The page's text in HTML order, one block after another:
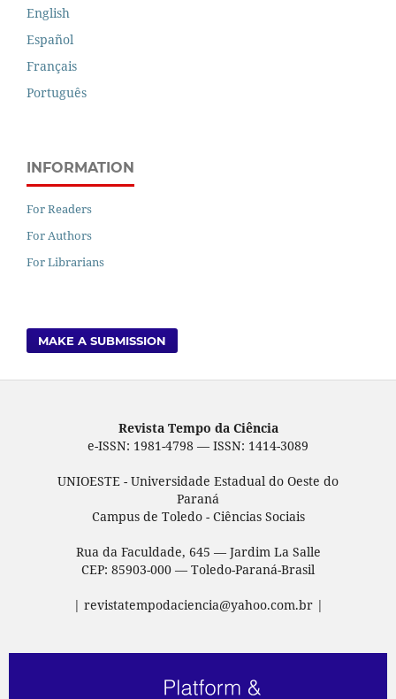
English
Español
Français
Português
INFORMATION
For Readers
For Authors
For Librarians
MAKE A SUBMISSION
Revista Tempo da Ciência
e-ISSN: 1981-4798 — ISSN: 1414-3089
UNIOESTE - Universidade Estadual do Oeste do
Paraná
Campus de Toledo - Ciências Sociais
Rua da Faculdade, 645 — Jardim La Salle
CEP: 85903-000 — Toledo-Paraná-Brasil
| revistatempodaciencia@yahoo.com.br |